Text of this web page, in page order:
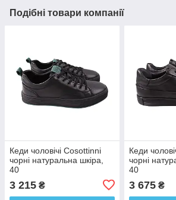
Подібні товари компанії
Кеди чоловічі Cosottinni
чорні натуральна шкіра,
40
3 215 ₴
Кеди
чорні
40
3 675₴